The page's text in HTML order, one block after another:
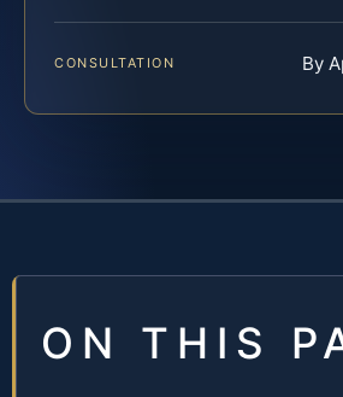
CONSULTATION By
ON THIS